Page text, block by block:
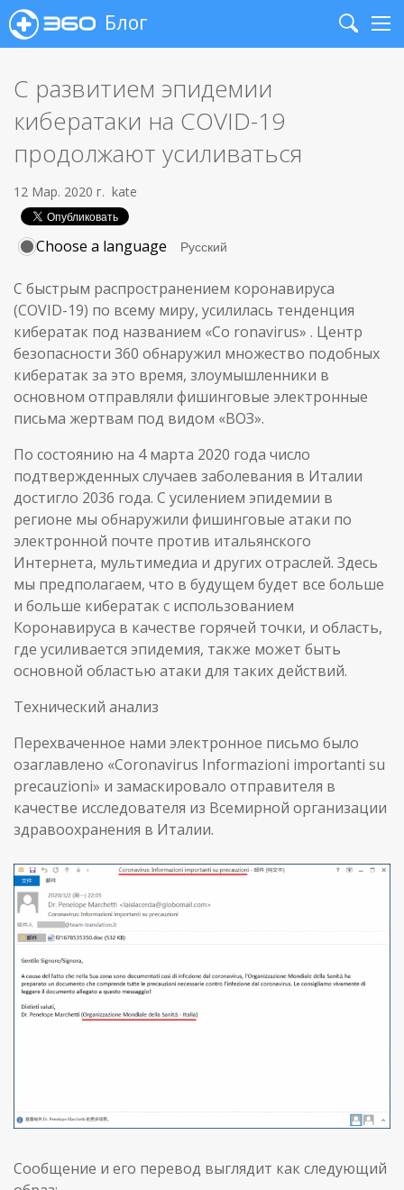
Блог
Search
С развитием эпидемии
кибератаки на COVID-19
продолжают усиливаться
12 Мар. 2020 г. kate
Choose a language
С быстрым распространением коронавируса
(COVID-19) по всему миру, усилилась тенденция
кибератак под названием «Co ronavirus» . Центр
безопасности 360 обнаружил множество подобных
кибератак за это время, злоумышленники в
основном отправляли фишинговые электронные
письма жертвам под видом «ВОЗ».
По состоянию на 4 марта 2020 года число
подтвержденных случаев заболевания в Италии
достигло 2036 года. С усилением эпидемии в
регионе мы обнаружили фишинговые атаки по
электронной почте против итальянского
Интернета, мультимедиа и других отраслей. Здесь
мы предполагаем, что в будущем будет все больше
и больше кибератак с использованием
Коронавируса в качестве горячей точки, и область,
где усиливается эпидемия, также может быть
основной областью атаки для таких действий.
Технический анализ
Перехваченное нами электронное письмо было
озаглавлено «Coronavirus Informazioni importanti su
precauzioni» и замаскировало отправителя в
качестве исследователя из Всемирной организации
здравоохранения в Италии.
Сообщение и его перевод выглядит как следующий